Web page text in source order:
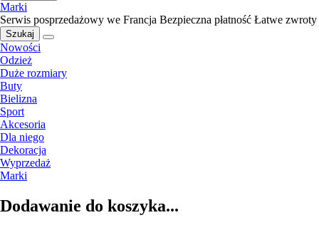
Marki
Serwis posprzedażowy we Francja Bezpieczna płatność Łatwe zwroty
Szukaj
Nowości
Odzież
Duże rozmiary
Buty
Bielizna
Sport
Akcesoria
Dla niego
Dekoracja
Wyprzedaż
Marki
Dodawanie do koszyka...